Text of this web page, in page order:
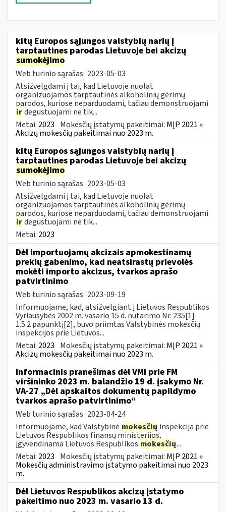
kitų Europos sąjungos valstybių narių į
tarptautines parodas Lietuvoje bei akcizų
sumokėjimo
Web turinio sąrašas 2023-05-03
Atsižvelgdami į tai, kad Lietuvoje nuolat
organizuojamos tarptautinės alkoholinių gėrimų
parodos, kuriose neparduodami, tačiau demonstruojami
irdegustuojami ne tik...
Metai: 2023 Mokesčių įstatymų pakeitimai: MĮP 2021 »
Akcizų mokesčių pakeitimai nuo 2023 m.
kitų Europos sąjungos valstybių narių į
tarptautines parodas Lietuvoje bei akcizų
sumokėjimo
Web turinio sąrašas 2023-05-03
Atsižvelgdami į tai, kad Lietuvoje nuolat
organizuojamos tarptautinės alkoholinių gėrimų
parodos, kuriose neparduodami, tačiau demonstruojami
irdegustuojami ne tik...
Metai: 2023
Dėl importuojamų akcizais apmokestinamų
prekių gabenimo, kad neatsirastų prievolės
mokėti importo akcizus, tvarkos aprašo
patvirtinimo
Web turinio sąrašas 2023-09-19
Informuojame, kad, atsižvelgiant į Lietuvos Respublikos
Vyriausybės 2002 m. vasario 15 d. nutarimo Nr. 235[1]
1.5.2 papunktį[2], buvo priimtas Valstybinės mokesčių
inspekcijos prie Lietuvos...
Metai: 2023 Mokesčių įstatymų pakeitimai: MĮP 2021 »
Akcizų mokesčių pakeitimai nuo 2023 m.
Informacinis pranešimas dėl VMI prie FM
viršininko 2023 m. balandžio 19 d. įsakymo Nr.
VA-27 „Dėl apskaitos dokumentų papildymo
tvarkos aprašo patvirtinimo“
Web turinio sąrašas 2023-04-24
Informuojame, kad Valstybinė mokesčių inspekcija prie
Lietuvos Respublikos finansų ministerijos,
įgyvendinama Lietuvos Respublikos mokesčių...
Metai: 2023 Mokesčių įstatymų pakeitimai: MĮP 2021 »
Mokesčių administravimo įstatymo pakeitimai nuo 2023
m.
Dėl Lietuvos Respublikos akcizų įstatymo
pakeitimo nuo 2023 m. vasario 13 d.